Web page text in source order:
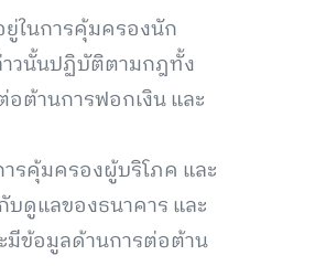
ยู่ในการคุ้มครองนัก
าวนั้นปฏิบัติตามกฎทั้ง
ต้านการฟอกเงิน และ
รคุ้มครองผู้บริโภค และ
บดูแลของธนาคาร และ
ะมีข้อมูลด้านการต่อต้าน